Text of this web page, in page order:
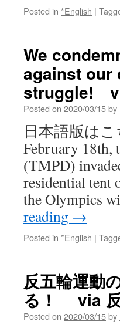
Posted in *English |
We
against our
struggle!
Posted on 2020/03/15by
日本語版は
February 18th,
(TMPD)
residential tent
the Olympics
reading →
Posted in *English |
反五輪運動
る！ via
Posted on 2020/03/15by